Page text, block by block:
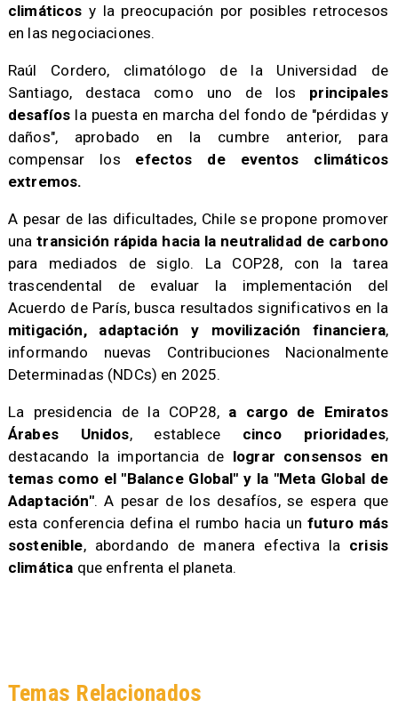
climáticos y la preocupación por posibles retrocesos
en las negociaciones.
​Raúl Cordero, climatólogo de la Universidad de
Santiago, destaca como uno de los principales
desafíos la puesta en marcha del fondo de "pérdidas y
daños", aprobado en la cumbre anterior, para
compensar los efectos de eventos climáticos
extremos.
A pesar de las dificultades, Chile se propone promover
unatransición rápida hacia la neutralidad de carbono
para mediados de siglo. La COP28, con la tarea
trascendental de evaluar la implementación del
Acuerdo de París, busca resultados significativos en la
mitigación, adaptación y movilización financiera,
informando nuevas Contribuciones Nacionalmente
Determinadas (NDCs) en 2025.
La presidencia de la COP28, a cargo de Emiratos
Árabes Unidos, establece cinco prioridades,
destacando la importancia de lograr consensos en
temas como el "Balance Global" y la "Meta Global de
Adaptación". A pesar de los desafíos, se espera que
esta conferencia defina el rumbo hacia un futuro más
sostenible, abordando de manera efectiva la crisis
climática que enfrenta el planeta.
Temas Relacionados